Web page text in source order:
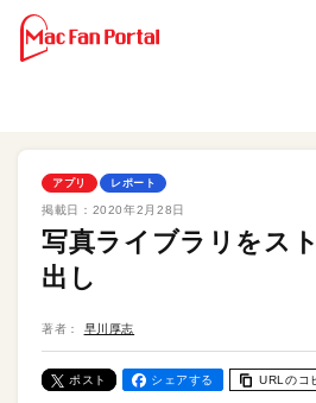
アプリ レポート
掲載日： 2020年2月28日
写真ライブラリをス
出し
著者： 早川厚志
ポスト シェアする URLのコ